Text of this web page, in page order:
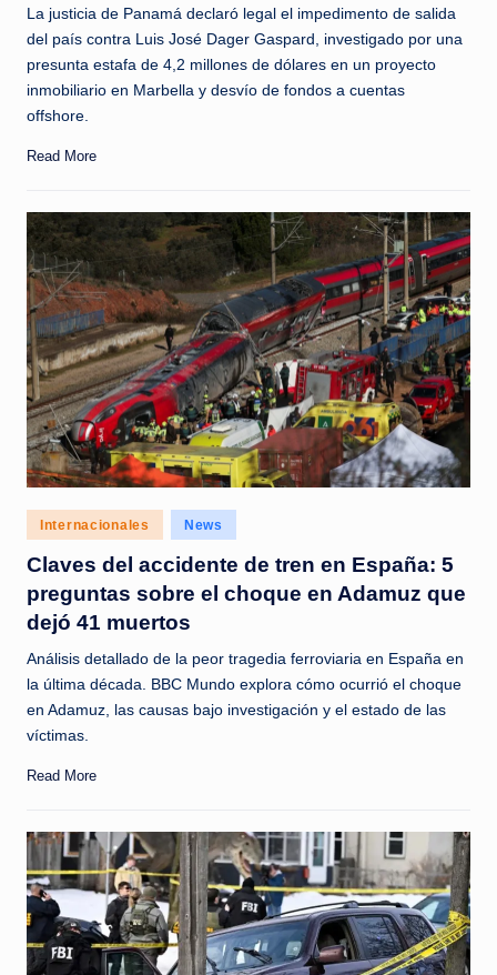
La justicia de Panamá declaró legal el impedimento de salida
del país contra Luis José Dager Gaspard, investigado por una
presunta estafa de 4,2 millones de dólares en un proyecto
inmobiliario en Marbella y desvío de fondos a cuentas
offshore.
Read More
Posted
in
Internacionales News
Claves del accidente de tren en España: 5
preguntas sobre el choque en Adamuz que
dejó 41 muertos
Análisis detallado de la peor tragedia ferroviaria en España en
la última década. BBC Mundo explora cómo ocurrió el choque
en Adamuz, las causas bajo investigación y el estado de las
víctimas.
Read More